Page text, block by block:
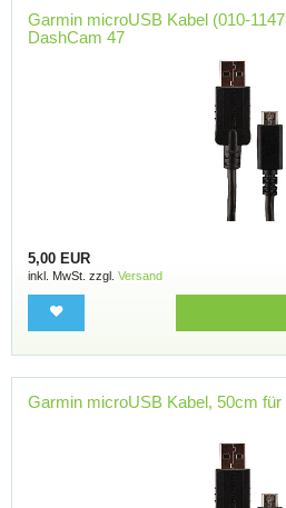
Garmin microUSB Kabel (010-
DashCam 47
5,00 EUR
inkl. MwSt. zzgl. Versand
Garmin microUSB Kabel, 50cm